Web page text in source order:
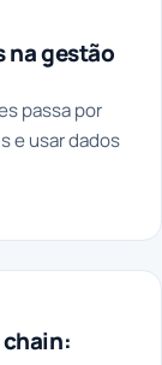
na gestão
passa por
e usar dados